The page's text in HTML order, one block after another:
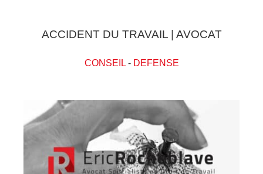
ACCIDENT DU TRAVAIL | AVOCAT
CONSEIL- DEFENSE